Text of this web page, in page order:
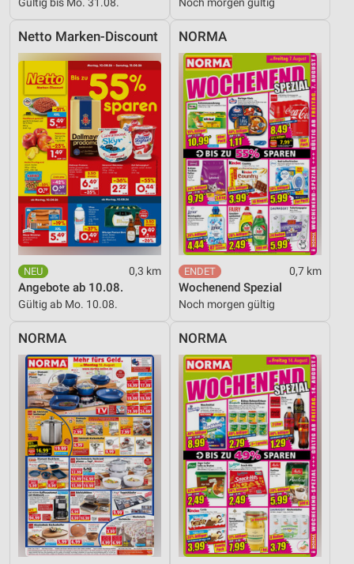
Netto Marken-Discount
0,3 km
Angebote ab 10.08.
Gültig ab Mo. 10.08.
NORMA
0,7 km
Wochenend Spezial
Noch morgen gültig
NORMA NORMA